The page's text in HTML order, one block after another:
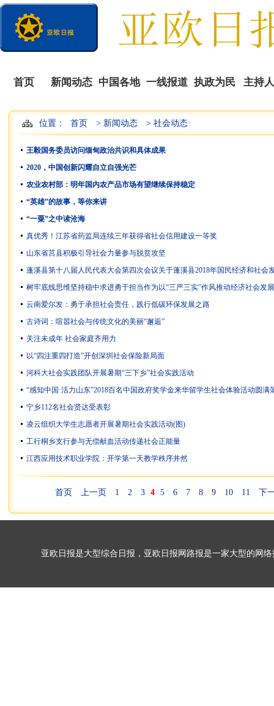
首页 新闻动态 中国各地 一线报道 执政为民 主持
播
位置： 首页 > 新闻动态 > 社会动态
王毅国务委员访问缅甸政治共识和具体成果
2020，中国创新闪耀自立自强光芒
农业农村部：明年国内农产品市场有望继续保持稳定
“英雄”的故事，等你来讲
“一粟”之中读沧海
真优秀！江苏省药监局连续三年获得省社会信用建设一等奖
山东省莒县积极引导社会力量参与脱贫攻坚
蓬溪县第十八届人民代表大会第四次会议关于蓬溪县2018年国民经济和社会
树牢底线思维坚持稳中求进勇于担当作为以“三严三实”作风推动经济社会发展
云南爱尔发：勇于承担社会责任，践行低碳环保发展之路
古诗词：喧嚣社会与传统文化的美丽“邂逅”
关注未成年 社会家庭齐用力
以“四注重四打造”开创深圳社会保险新局面
河科大社会实践团队开展暑期“三下乡”社会实践活动
“感知中国·活力山东”2018百名中国政府奖学金来华留学生社会体验活动圆满
宁乡112名社会贤达受表彰
凌云组织大学生志愿者开展暑期社会实践活动(图)
工行桐乡支行参与无偿献血活动传递社会正能量
江西应用技术职业学院：开学第一天教学秩序井然
首页 上一页 1 2 3 4 5 6 7 8 9 10 11 下
亚欧日报是大型综合日报，亚欧日报网路报是一家大型的网